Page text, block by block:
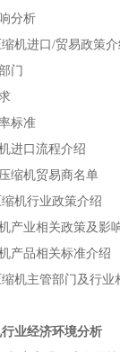
分析
机进口/贸易政策介
门
标准
进口流程介绍
缩机贸易商名单
机行业政策介绍
产业相关政策及影
产品相关标准介绍
机主管部门及行业
行业经济环境分析